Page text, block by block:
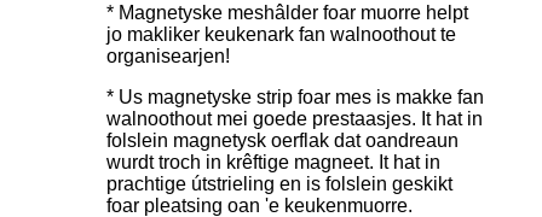
* Magnetyske meshâlder foar muorre helpt
jo makliker keukenark fan walnoothout te
organisearjen!
* Us magnetyske strip foar mes is makke fan
walnoothout mei goede prestaasjes. It hat in
folslein magnetysk oerflak dat oandreaun
wurdt troch in krêftige magneet. It hat in
prachtige útstrieling en is folslein geskikt
foar pleatsing oan 'e keukenmuorre.